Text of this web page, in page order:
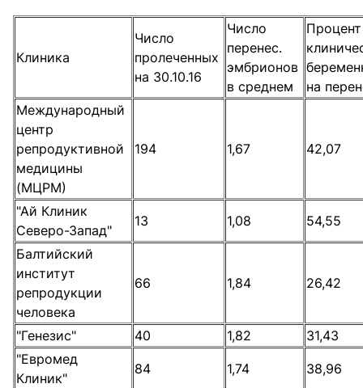
Клиника
Число
пролеченных
на 30.10.16
Число
перенес.
эмбрионов
в среднем
Процент
на
Международный
центр
репродуктивной
медицины
(МЦРМ)
194 1,67 42,07
"Ай Клиник
Северо-Запад"
13 1,08 54,55
Балтийский
институт
репродукции
человека
66 1,84 26,42
"Генезис" 40 1,82
31,43
"Евромед
Клиник"
84 1,74 38,96